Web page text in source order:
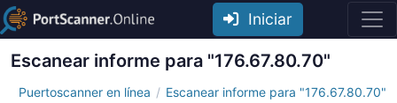
Iniciar
Escanear informe para "176.67.80.70"
Puertoscanner en línea Escanear informe para "176.67.80.70"